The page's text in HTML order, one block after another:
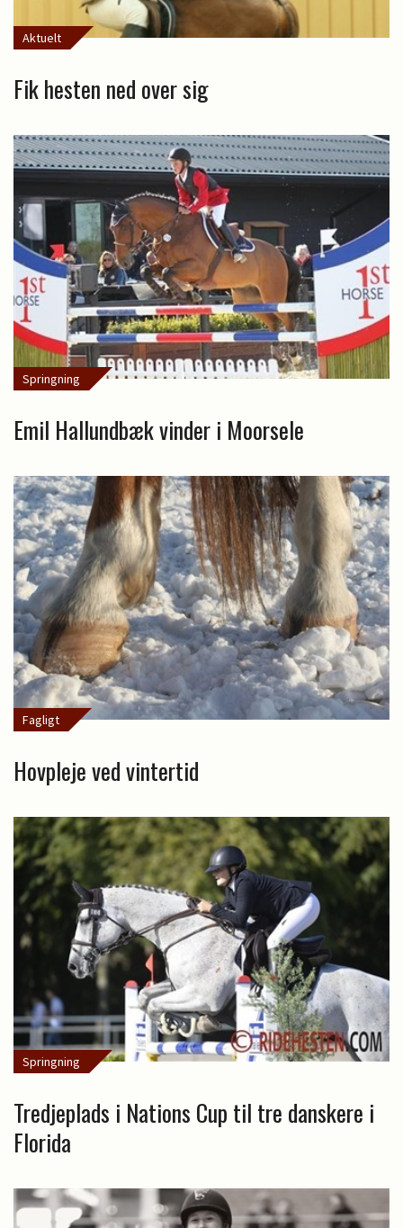
Aktuelt
Fik hesten ned over sig
Springning
Emil Hallundbæk vinder i Moorsele
Fagligt
Hovpleje ved vintertid
Springning
Tredjeplads i Nations Cup til tre danskere i
Florida